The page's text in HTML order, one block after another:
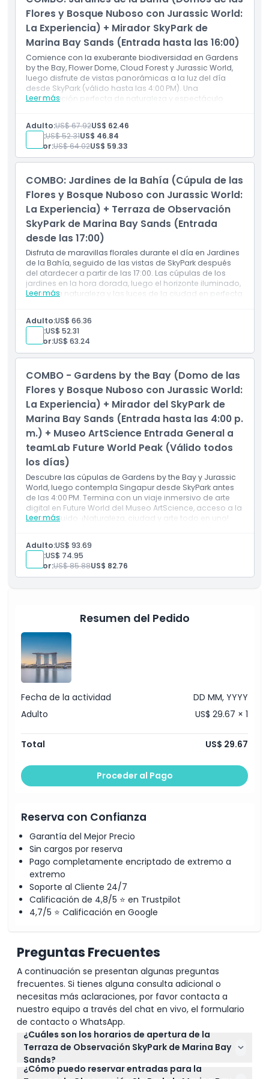
Flores y Bosque Nuboso con Jurassic World:
La Experiencia) + Mirador SkyPark de
Marina Bay Sands (Entrada hasta las 16:00)
Comience con la exuberante biodiversidad en Gardens
by the Bay, Flower Dome, Cloud Forest y Jurassic World,
luego disfrute de vistas panorámicas a la luz del día
desde SkyPark (válido hasta las 4:00 PM). Una
combinación perfecta de naturaleza y espectáculo
Leer más
Entrada a los conservatorios Flower Dome y Cloud
Forest
Entrada a Jurassic World: The Experience
Acceso a la plataforma SkyPark hasta las 4:00 PM
Vistas del horizonte y jardines a la luz del día
Adulto:US$ 67.92US$ 62.46
Niño:US$ 52.31US$ 46.84
Senior:US$ 64.02US$ 59.33
COMBO: Jardines de la Bahía (Cúpula de las
Flores y Bosque Nuboso con Jurassic World:
La Experiencia) + Terraza de Observación
SkyPark de Marina Bay Sands (Entrada
desde las 17:00)
Disfruta de maravillas florales durante el día en Jardines
de la Bahía, seguido de las vistas de SkyPark después
del atardecer a partir de las 17:00. Las cúpulas de los
jardines en la hora dorada, luego el horizonte iluminado,
esta es la naturaleza y las luces de la ciudad en perfecta
Leer más
Acceso a la Cúpula de Flores y al Bosque Nuboso de
los Jardines
Entrada a Parque Jurásico: La Experiencia
Admisión a SkyPark desde las 17:00
Vistas nocturnas de la ciudad + siluetas del jardín
Horizonte crepuscular + botánicos
Adulto:US$ 66.36
Niño:US$ 52.31
Senior:US$ 63.24
COMBO - Gardens by the Bay (Domo de las
Flores y Bosque Nuboso con Jurassic World:
La Experiencia) + Mirador del SkyPark de
Marina Bay Sands (Entrada hasta las 4:00 p.
m.) + Museo ArtScience Entrada General a
teamLab Future World Peak (Válido todos
los días)
Descubre las cúpulas de Gardens by the Bay y Jurassic
World, luego contempla Singapur desde SkyPark antes
de las 4:00 PM. Termina con un viaje inmersivo de arte
digital en Future World del Museo ArtScience, acceso a la
cima incluido. ¡Naturaleza, ciudad y arte todo en uno!
Leer más
Entrada a Flower Dome y Cloud Forest
Entrada a Jurassic World: The Experience
Observación en SkyPark hasta las 4:00 PM
Acceso a la cima a las galerías digitales de Future
Adulto:US$ 93.69
Niño:US$ 74.95
Senior:US$ 85.88US$ 82.76
Resumen del Pedido
Fecha de la actividad
DD MM, YYYY
Adulto
US$ 29.67 × 1
Total US$ 29.67
Proceder al Pago
Reserva con Confianza
Garantía del Mejor Precio
Sin cargos por reserva
Pago completamente encriptado de extremo a
extremo
Soporte al Cliente 24/7
Calificación de 4,8/5 ⭐ en Trustpilot
4,7/5 ⭐ Calificación en Google
Preguntas Frecuentes
A continuación se presentan algunas preguntas
frecuentes. Si tienes alguna consulta adicional o
necesitas más aclaraciones, por favor contacta a
nuestro equipo a través del chat en vivo, el formulario
de contacto o WhatsApp.
¿Cuáles son los horarios de apertura de la
Terraza de Observación SkyPark de Marina Bay
Sands?
La Terraza de Observación SkyPark está abierta
¿Cómo puedo reservar entradas para la